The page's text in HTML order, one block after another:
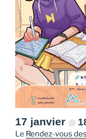
17 janvier @
Le Rendez-vous